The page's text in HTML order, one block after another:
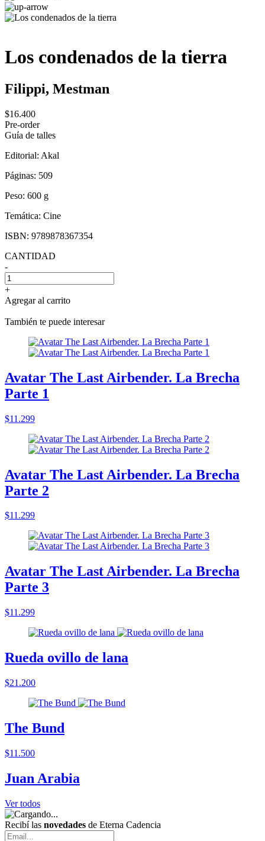
Los condenados de la tierra
Filippi, Mestman
$16.400
Pre-order
Guía de talles
Editorial: Akal
Páginas: 509
Peso: 600 g
Temática: Cine
ISBN: 9789878367354
CANTIDAD
-
+
Agregar al carrito
También te puede interesar
Avatar The Last Airbender. La Brecha
Parte 1
$11.299
Avatar The Last Airbender. La Brecha
Parte 2
$11.299
Avatar The Last Airbender. La Brecha
Parte 3
$11.299
Rueda ovillo de lana
$21.200
The Bund
$11.500
Juan Arabia
Ver todos
Recibí las novedades de Eterna Cadencia